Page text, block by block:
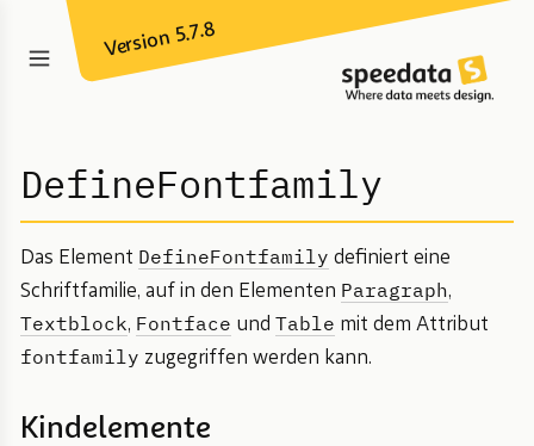
Version 5.7.8
DefineFontfamily
Das Element DefineFontfamily definiert eine
Schriftfamilie, auf in den Elementen Paragraph,
Textblock, Fontface und Table mit dem Attribut
fontfamily zugegriffen werden kann.
Kindelemente